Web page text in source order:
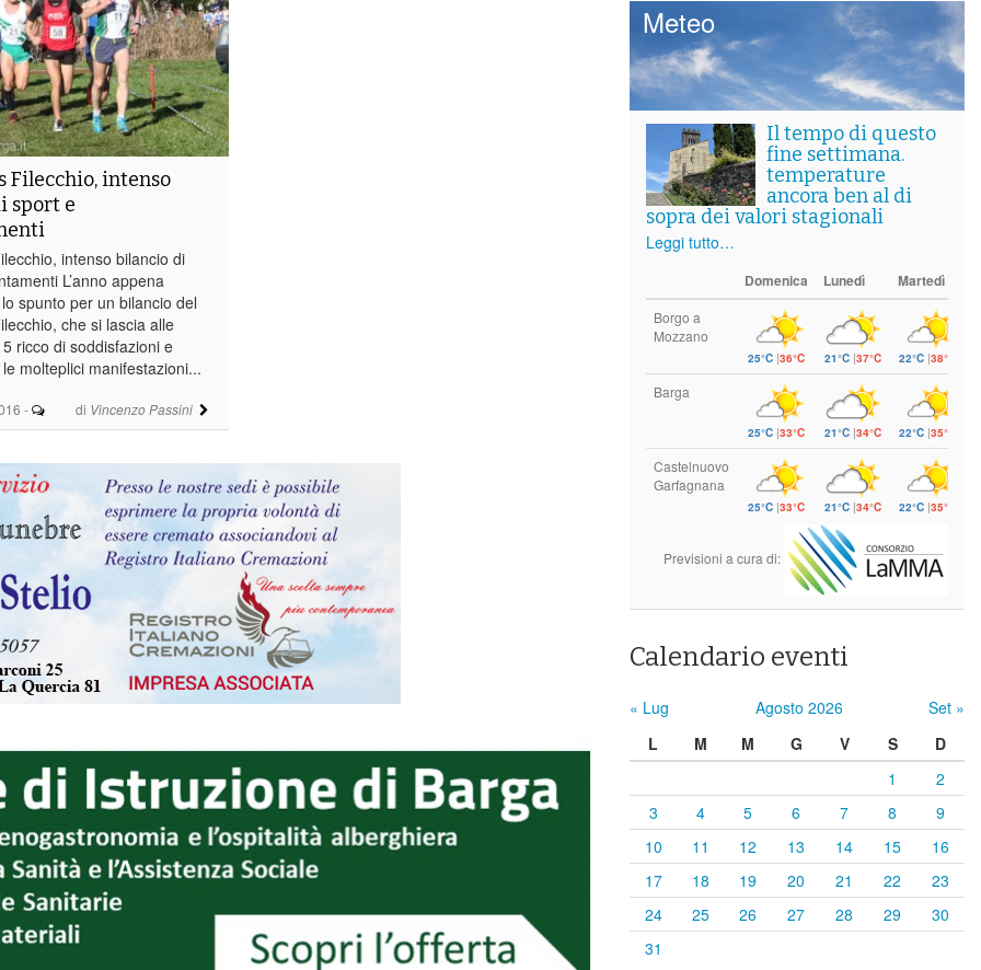
- di Vincenzo Passini
Filecchio, intenso
sport e
intenso bilancio di
L’anno appena
spunto per un bilancio del
che si lascia alle
ricco di soddisfazioni e
molteplici manifestazioni...
Meteo
Il tempo di questo
fine settimana.
temperature
ancora ben al di
sopra dei valori stagionali
Leggi tutto…
Domenica Lunedì Martedì
Borgo a
Mozzano
25°C |36°C 21°C |37°C 22°C |38°C
Barga
25°C |33°C 21°C |34°C 22°C |35°C
Castelnuovo
Garfagnana
25°C |33°C 21°C |34°C 22°C |35°C
Previsioni a cura di:
Calendario eventi
« Lug Agosto 2026
Set »
L
M M G V S
D
1
2
3
4 5 6 7 8
9
10
11 12 13 14 15
16
17
18 19 20 21 22
23
24
25 26 27 28 29
30
31